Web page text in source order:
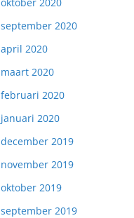
september 2020
april 2020
maart 2020
februari 2020
januari 2020
december 2019
november 2019
oktober 2019
september 2019